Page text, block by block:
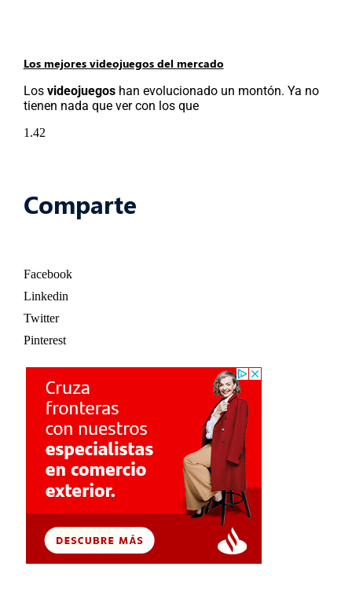
Los mejores videojuegos del mercado
Los videojuegos han evolucionado un montón. Ya no
tienen nada que ver con los que
Comparte
Facebook
Linkedin
Twitter
Pinterest